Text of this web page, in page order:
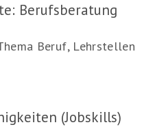
Berufsberatung
Beruf, Lehrstellen
(Jobskills)